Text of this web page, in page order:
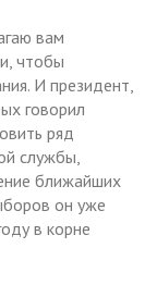
вам
чтобы
И президент,
говорил
ряд
службы,
ближайших
он уже
в корне